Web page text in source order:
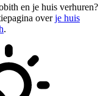
en je huis verhuren?
overje huis
.